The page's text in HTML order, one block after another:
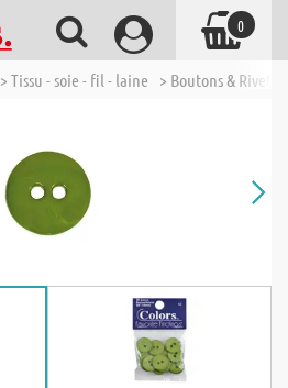
> Tissu - soie - fil - laine > Boutons & Rivets
0